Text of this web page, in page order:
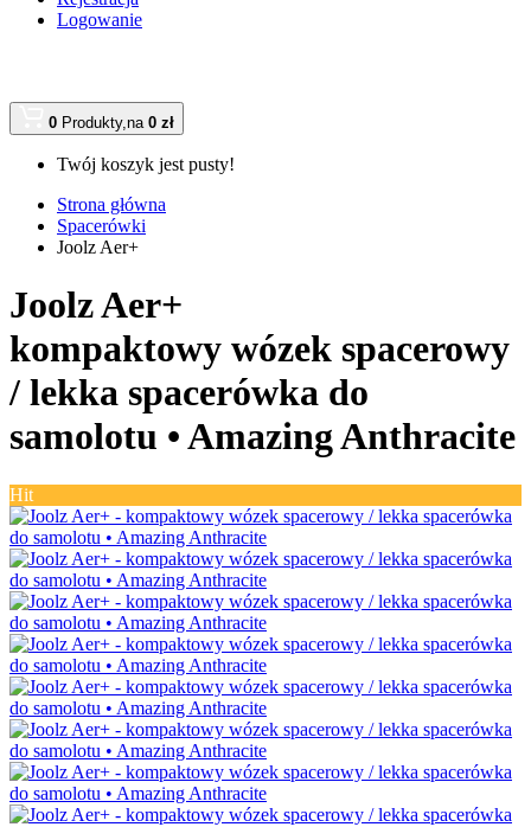
Logowanie
0 Produkty,na 0 zł
Twój koszyk jest pusty!
Strona główna
Spacerówki
Joolz Aer+
Joolz Aer+
kompaktowy wózek spacerowy
/ lekka spacerówka do
samolotu •Amazing Anthracite
Hit